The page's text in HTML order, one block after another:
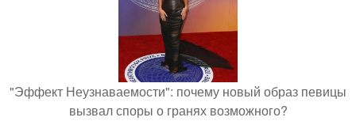
"Эффект Неузнаваемости": почему новый образ певицы
вызвал споры о гранях возможного?